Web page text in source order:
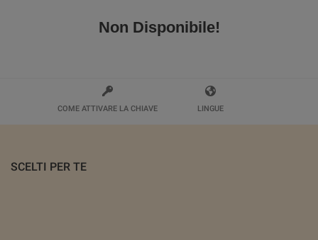
Non Disponibile!
COME ATTIVARE LA CHIAVE LINGUE
SCELTI PER TE